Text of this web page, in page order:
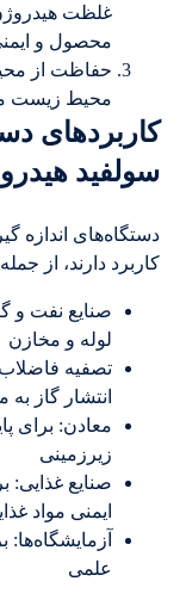
غلظت
محصول و
حفاظت از
محیط زیست
کاربردهای
سولفید
دستگاه‌های اندازه
کاربرد دارند، از
صنایع نفت و
لوله و مخازن
تصفیه
انتشار گاز
معادن: برای
زیرزمینی
صنایع غذایی:
ایمنی مواد
علمی